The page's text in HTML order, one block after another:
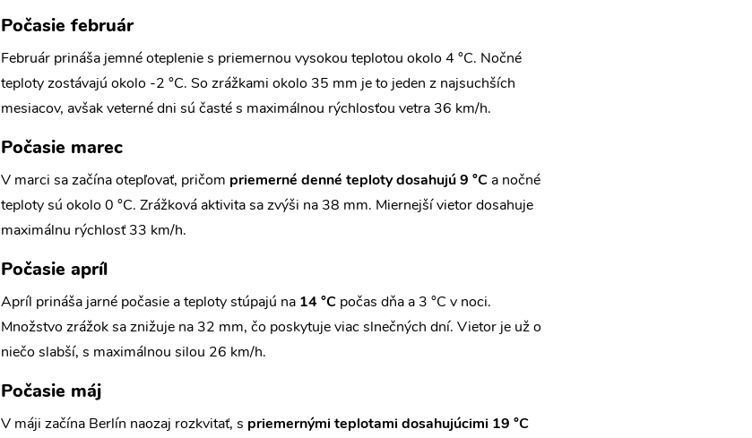
Počasie február
Február prináša jemné oteplenie s priemernou vysokou teplotou okolo 4 °C. Nočné
teploty zostávajú okolo -2 °C. So zrážkami okolo 35 mm je to jeden z najsuchších
mesiacov, avšak veterné dni sú časté s maximálnou rýchlosťou vetra 36 km/h.
Počasie marec
V marci sa začína otepľovať, pričom priemerné denné teploty dosahujú 9 °C a nočné
teploty sú okolo 0 °C. Zrážková aktivita sa zvýši na 38 mm. Miernejší vietor dosahuje
maximálnu rýchlosť 33 km/h.
Počasie apríl
Apríl prináša jarné počasie a teploty stúpajú na 14 °C počas dňa a 3 °C v noci.
Množstvo zrážok sa znižuje na 32 mm, čo poskytuje viac slnečných dní. Vietor je už o
niečo slabší, s maximálnou silou 26 km/h.
Počasie máj
V máji začína Berlín naozaj rozkvitať, s priemernými teplotami dosahujúcimi 19 °C